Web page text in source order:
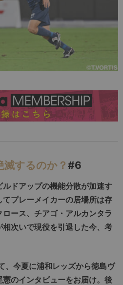
するのか？ #6
ドアップの機能分散が加速す
プレーメイカーの居場所は存
ース、チアゴ・アルカンタラ
次いで現役を引退した今、考
、今夏に浦和レッズから徳島ヴ
のインタビューをお届け。後